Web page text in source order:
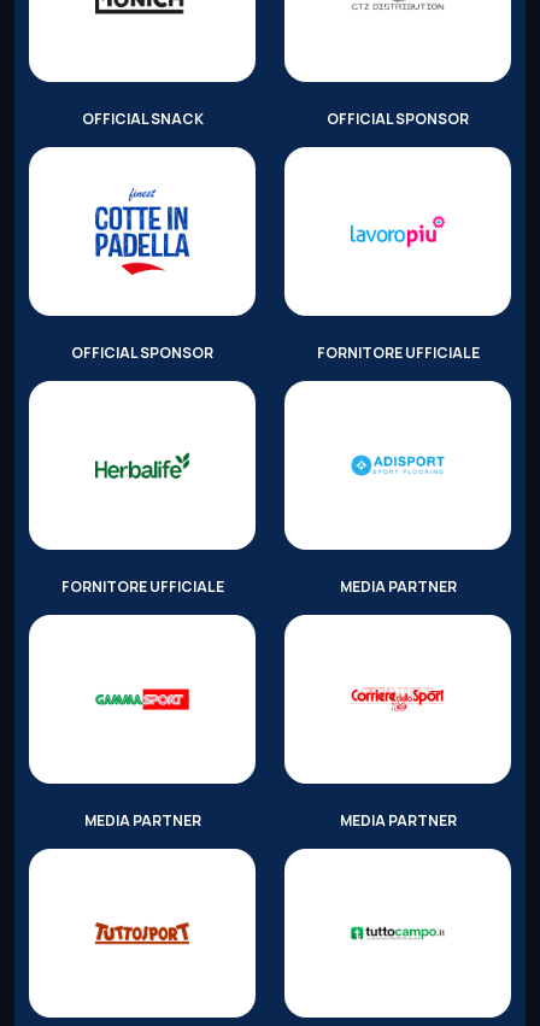
OFFICIAL SNACK OFFICIAL SPONSOR
OFFICIAL SPONSOR FORNITORE UFFICIALE
FORNITORE UFFICIALE MEDIA PARTNER
MEDIA PARTNER MEDIA PARTNER